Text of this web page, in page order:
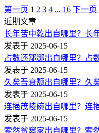
第一页 1 2 3 4 ... 16 下一页
近期文章
长年苦中乾出自哪里？长
发表于 2025-06-15
占数还鄙酂出自哪里？占
发表于 2025-06-15
久矣吾衰颓出自哪里？久
发表于 2025-06-15
连挹茂陵碗出自哪里？连
发表于 2025-06-15
索然贫窭家出自哪里？索